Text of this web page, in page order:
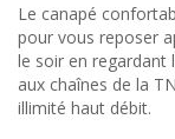
Le canapé
pour vous reposer
le soir en regardant
aux chaînes de la
illimité haut débit.